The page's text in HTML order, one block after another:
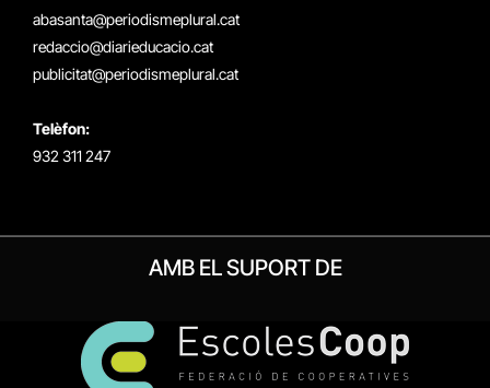
abasanta@periodismeplural.cat
redaccio@diarieducacio.cat
publicitat@periodismeplural.cat
Telèfon:
932 311 247
AMB EL SUPORT DE